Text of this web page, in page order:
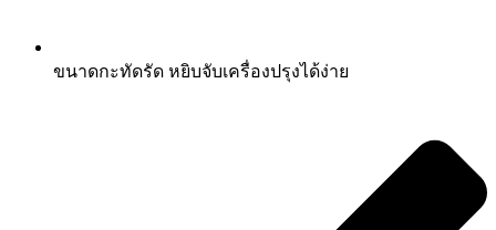
ขนาดกะทัดรัด หยิบจับเครื่องปรุงได้ง่าย